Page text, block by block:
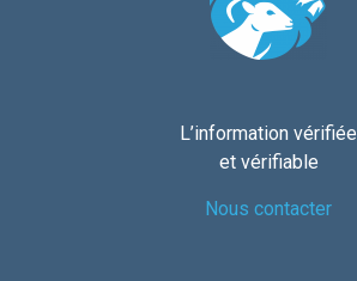
L’information vérifiée
et vérifiable
Nous contacter